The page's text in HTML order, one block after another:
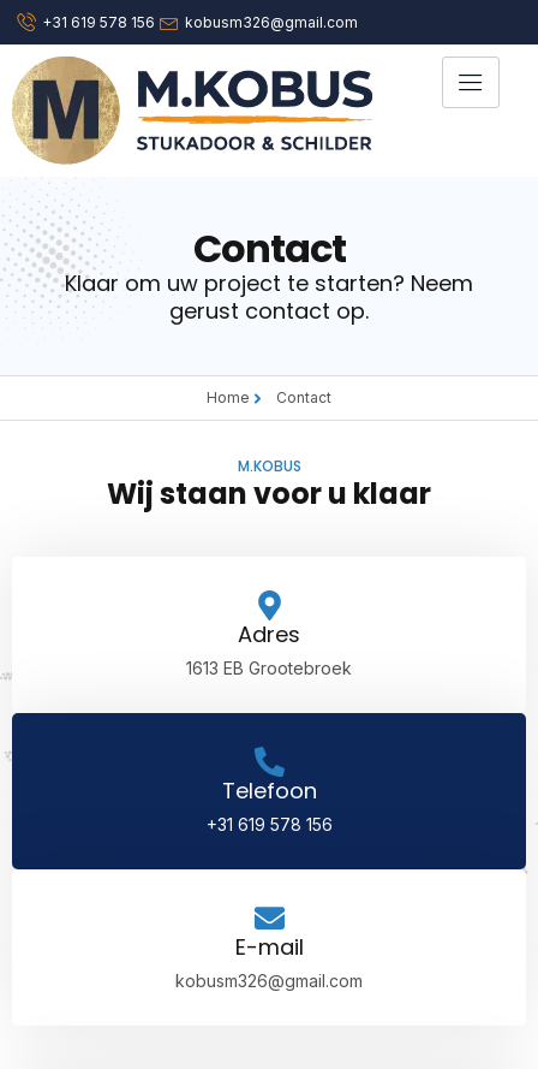
+31 619 578 156 kobusm326@gmail.com
Contact
Klaar om uw project te starten? Neem
gerust contact op.
Home Contact
M.KOBUS
Wij staan voor u klaar
Adres
1613 EB Grootebroek
Telefoon
+31 619 578 156
E-mail
kobusm326@gmail.com